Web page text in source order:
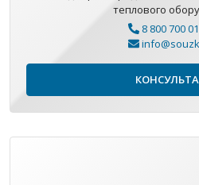
теплового
8 800 700